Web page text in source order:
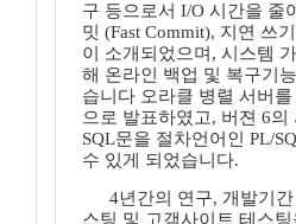
구 등으로서 I/O 시간을 줄
밋 (Fast Commit), 지연 쓰
이 소개되었으며, 시스템
해 온라인 백업 및 복구기
습니다 오라클 병렬 서버
으로 발표하였고, 버젼 6의
SQL문을 절차언어인 PL/
수 있게 되었습니다.
4년간의 연구, 개발기
스팅 및 고객사이트 테스팅